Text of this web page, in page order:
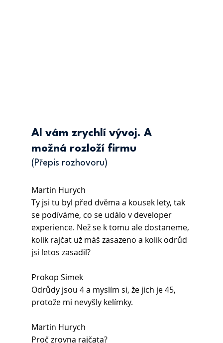
AI vám zrychlí vývoj. A
možná rozloží firmu
(Přepis rozhovoru)
Martin Hurych
Ty jsi tu byl před dvěma a kousek lety, tak
se podíváme, co se událo v developer
experience. Než se k tomu ale dostaneme,
kolik rajčat už máš zasazeno a kolik odrůd
jsi letos zasadil?
Prokop Simek
Odrůdy jsou 4 a myslím si, že jich je 45,
protože mi nevyšly kelímky.
Martin Hurych
Proč zrovna rajčata?